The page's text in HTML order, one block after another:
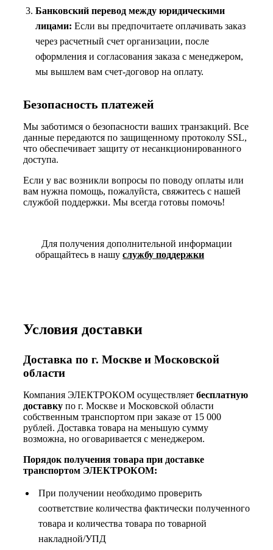
Банковский перевод между юридическими
лицами: Если вы предпочитаете оплачивать заказ
через расчетный счет организации, после
оформления и согласования заказа с менеджером,
мы вышлем вам счет-договор на оплату.
Безопасность платежей
Мы заботимся о безопасности ваших транзакций. Все
данные передаются по защищенному протоколу SSL,
что обеспечивает защиту от несанкционированного
доступа.
Если у вас возникли вопросы по поводу оплаты или
вам нужна помощь, пожалуйста, свяжитесь с нашей
службой поддержки. Мы всегда готовы помочь!
Для получения дополнительной информации
обращайтесь в нашу службу поддержки
Условия доставки
Доставка по г. Москве и Московской
области
Компания ЭЛЕКТРОКОМ осуществляет бесплатную
доставку по г. Москве и Московской области
собственным транспортом при заказе от 15 000
рублей. Доставка товара на меньшую сумму
возможна, но оговаривается с менеджером.
Порядок получения товара при доставке
транспортом ЭЛЕКТРОКОМ:
При получении необходимо проверить
соответствие количества фактически полученного
товара и количества товара по товарной
накладной/УПД